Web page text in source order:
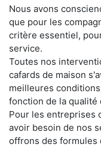
Nous avons
que pour les
critère essentiel,
service.
Toutes nos
cafards de maison
meilleures
fonction de la qualité
Pour les entreprises
avoir besoin de nos
offrons des formules